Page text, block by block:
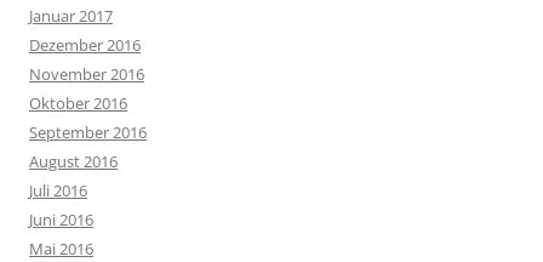
Januar 2017
Dezember 2016
November 2016
Oktober 2016
September 2016
August 2016
Juli 2016
Juni 2016
Mai 2016